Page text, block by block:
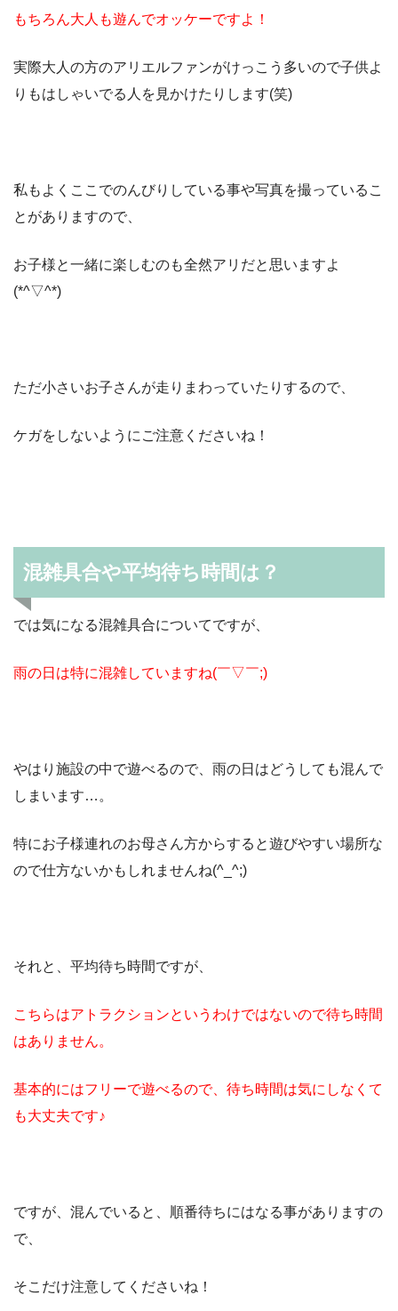
もちろん大人も遊んでオッケーですよ！
実際大人の方のアリエルファンがけっこう多いので子供よ
りもはしゃいでる人を見かけたりします(笑)
私もよくここでのんびりしている事や写真を撮っているこ
とがありますので、
お子様と一緒に楽しむのも全然アリだと思いますよ
(*^▽^*)
ただ小さいお子さんが走りまわっていたりするので、
ケガをしないようにご注意くださいね！
混雑具合や平均待ち時間は？
では気になる混雑具合についてですが、
雨の日は特に混雑していますね(￣▽￣;)
やはり施設の中で遊べるので、雨の日はどうしても混んで
しまいます…。
特にお子様連れのお母さん方からすると遊びやすい場所な
ので仕方ないかもしれませんね(^_^;)
それと、平均待ち時間ですが、
こちらはアトラクションというわけではないので待ち時間
はありません。
基本的にはフリーで遊べるので、待ち時間は気にしなくて
も大丈夫です♪
ですが、混んでいると、順番待ちにはなる事がありますの
で、
そこだけ注意してくださいね！